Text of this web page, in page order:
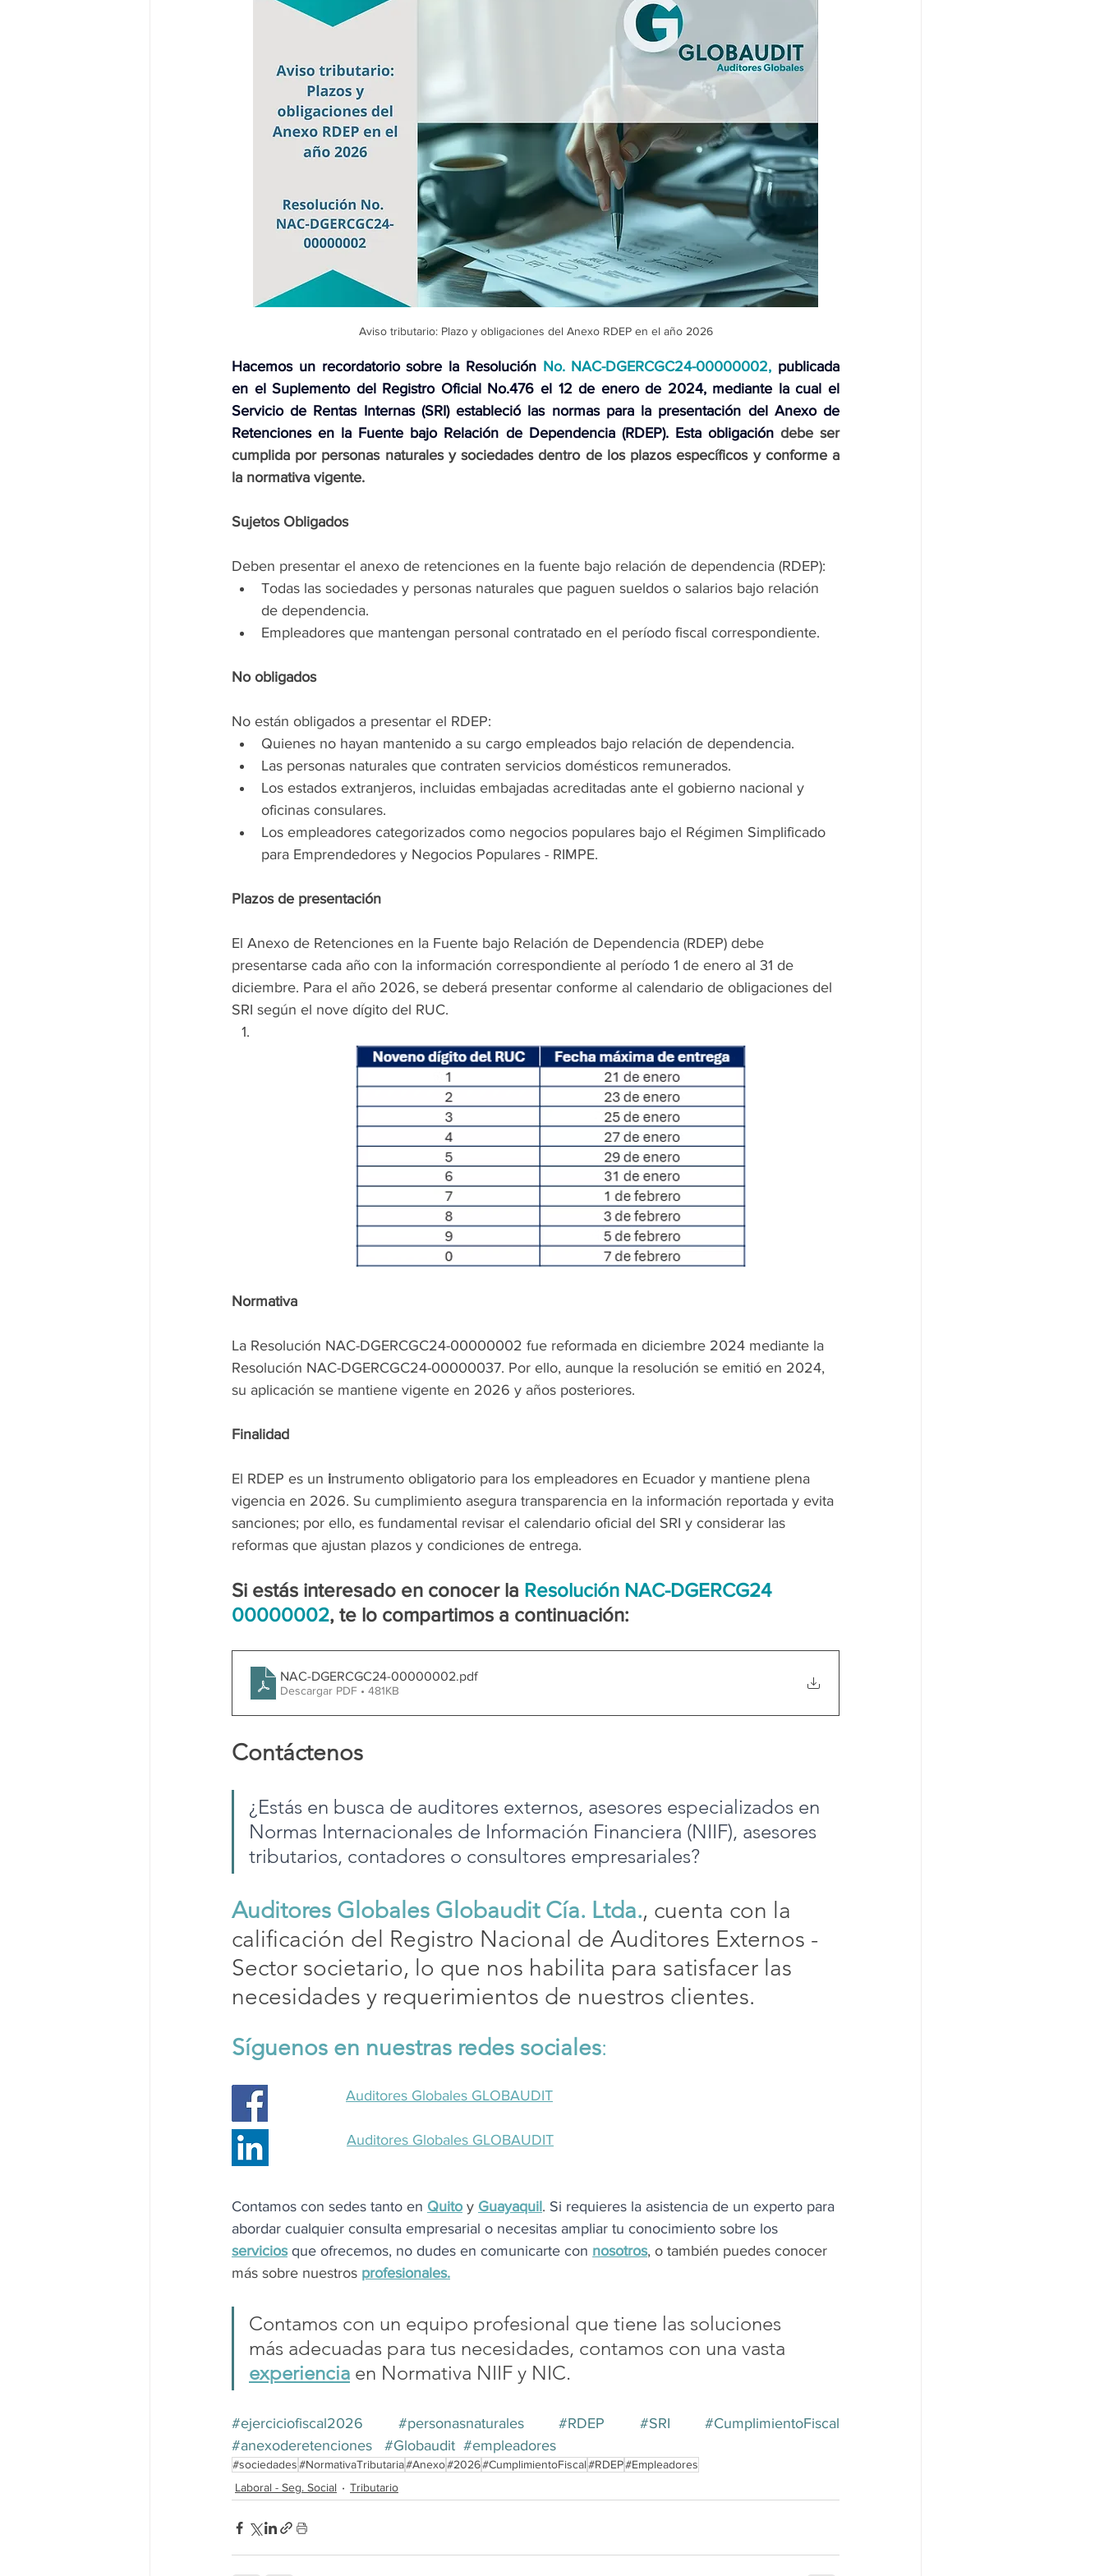
Aviso tributario: Plazo y obligaciones del Anexo RDEP en el año 2026
Hacemos un recordatorio sobre la Resolución No. NAC-DGERCGC24-00000002, publicada
en el Suplemento del Registro Oficial No.476 el 12 de enero de 2024, mediante la cual el
Servicio de Rentas Internas (SRI) estableció las normas para la presentación del Anexo de
Retenciones en la Fuente bajo Relación de Dependencia (RDEP). Esta obligación debe ser
cumplida por personas naturales y sociedades dentro de los plazos específicos y conforme a
la normativa vigente.
Sujetos Obligados
Deben presentar el anexo de retenciones en la fuente bajo relación de dependencia (RDEP):
Todas las sociedades y personas naturales que paguen sueldos o salarios bajo relación
de dependencia.
Empleadores que mantengan personal contratado en el período fiscal correspondiente.
No obligados
No están obligados a presentar el RDEP:
Quienes no hayan mantenido a su cargo empleados bajo relación de dependencia.
Las personas naturales que contraten servicios domésticos remunerados.
Los estados extranjeros, incluidas embajadas acreditadas ante el gobierno nacional y
oficinas consulares.
Los empleadores categorizados como negocios populares bajo el Régimen Simplificado
para Emprendedores y Negocios Populares - RIMPE.
Plazos de presentación
El Anexo de Retenciones en la Fuente bajo Relación de Dependencia (RDEP) debe
presentarse cada año con la información correspondiente al período 1 de enero al 31 de
diciembre. Para el año 2026, se deberá presentar conforme al calendario de obligaciones del
SRI según el nove dígito del RUC.
Normativa
La Resolución NAC-DGERCGC24-00000002 fue reformada en diciembre 2024 mediante la
Resolución NAC-DGERCGC24-00000037. Por ello, aunque la resolución se emitió en 2024,
su aplicación se mantiene vigente en 2026 y años posteriores.
Finalidad
El RDEP es un instrumento obligatorio para los empleadores en Ecuador y mantiene plena
vigencia en 2026. Su cumplimiento asegura transparencia en la información reportada y evita
sanciones; por ello, es fundamental revisar el calendario oficial del SRI y considerar las
reformas que ajustan plazos y condiciones de entrega.
Si estás interesado en conocer la Resolución NAC-DGERCG24
00000002, te lo compartimos a continuación:
NAC-DGERCGC24-00000002.pdf
Descargar PDF • 481KB
Contáctenos
¿Estás en busca de auditores externos, asesores especializados en
Normas Internacionales de Información Financiera (NIIF), asesores
tributarios, contadores o consultores empresariales?
Auditores Globales Globaudit Cía. Ltda., cuenta con la
calificación del Registro Nacional de Auditores Externos -
Sector societario, lo que nos habilita para satisfacer las
necesidades y requerimientos de nuestros clientes.
Síguenos en nuestras redes sociales:
Auditores Globales GLOBAUDIT
Auditores Globales GLOBAUDIT
Contamos con sedes tanto en Quito y Guayaquil. Si requieres la asistencia de un experto para
abordar cualquier consulta empresarial o necesitas ampliar tu conocimiento sobre los
servicios que ofrecemos, no dudes en comunicarte con nosotros, o también puedes conocer
más sobre nuestros profesionales.
Contamos con un equipo profesional que tiene las soluciones
más adecuadas para tus necesidades, contamos con una vasta
experiencia en Normativa NIIF y NIC.
#ejerciciofiscal2026 #personasnaturales #RDEP #SRI
#CumplimientoFiscal
#anexoderetenciones
#Globaudit #empleadores
#sociedades#NormativaTributaria#Anexo#2026#CumplimientoFiscal#RDEP#Empleadores
Laboral - Seg. Social
Tributario